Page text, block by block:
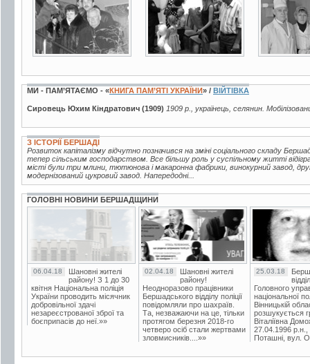
МИ - ПАМ’ЯТАЄМО - «КНИГА ПАМ’ЯТІ УКРАЇНИ» / ВІЙТІВКА
Сировець Юхим Кіндратович (1909) 1909 р., українець, селянин.
З ІСТОРІЇ БЕРШАДІ
Розвиток капіталізму відчутно позначився на зміні соціального складу
тепер сільським господарством. Все більшу роль у суспільному житті
місті були три млини, тютюнова і макаронна фабрики, винокурний завод,
модернізований цукровий завод. Напередодні...
ГОЛОВНІ НОВИНИ БЕРШАДЩИНИ
06.04.18
Шановні жителі
району! З 1 до 30
квітня Національна поліція
України проводить місячник
добровільної здачі
незареєстрованої зброї та
боєприпасів до неї.»»
02.04.18
Шановні жителі
району!
Неодноразово працівники
Бершадського відділу поліції
повідомляли про шахраїв.
Та, незважаючи на це, тільки
протягом березня 2018-го
четверо осіб стали жертвами
зловмисників....»»
25.03.18
Головного
національної
Вінницькій
розшукується
Віталіївна
27.04.1996 р.н.,
Поташні, вул.